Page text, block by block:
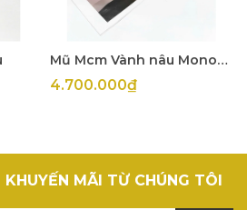
Mũ Mcm Vành nâu Monogram
4.700.000₫
MÃI TỪ CHÚNG TÔI